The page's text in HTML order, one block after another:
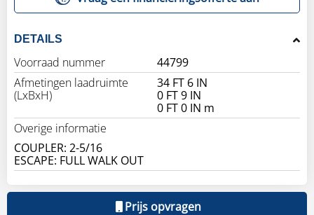
DETAILS
Voorraad nummer
44799
Afmetingen laadruimte
(LxBxH)
34 FT 6 IN
0 FT 9 IN
0 FT 0 IN m
Overige informatie
COUPLER: 2-5/16
Prijs opvragen